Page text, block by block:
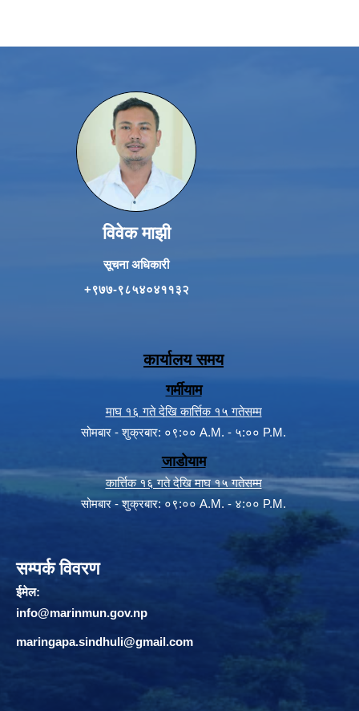
विवेक माझी
सूचना अधिकारी
+९७७-९८५४०४११३२
कार्यालय समय
गर्मीयाम
माघ १६ गते देखि कार्त्तिक १५ गतेसम्म
सोमबार - शुक्रबार: ०९:०० A.M. - ५:०० P.M.
जाडोयाम
कार्त्तिक १६ गते देखि माघ १५ गतेसम्म
सोमबार - शुक्रबार: ०९:०० A.M. - ४:०० P.M.
सम्पर्क विवरण
ईमेल:
info@marinmun.gov.np
maringapa.sindhuli@gmail.com